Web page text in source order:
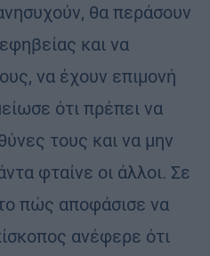
θα περάσουν
και να
να έχουν επιμονή
ότι πρέπει να
τους και να μην
φταίνε οι άλλοι. Σε
πώς αποφάσισε να
ανέφερε ότι